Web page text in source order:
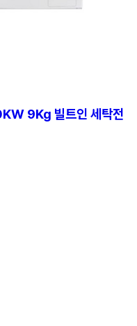
9Kg 빌트인 세탁전